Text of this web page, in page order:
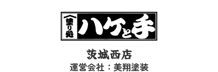
茨城西店
運営会社：美翔塗装